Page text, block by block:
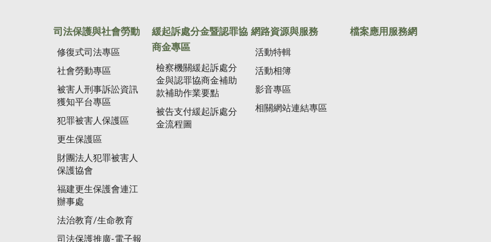
司法保護與社會勞動
修復式司法專區
社會勞動專區
被害人刑事訴訟資訊
獲知平台專區
犯罪被害人保護區
更生保護區
財團法人犯罪被害人
保護協會
福建更生保護會連江
辦事處
法治教育/生命教育
司法保護推廣-電子報
緩起訴處分金暨認罪協
商金專區
檢察機關緩起訴處分
金與認罪協商金補助
款補助作業要點
被告支付緩起訴處分
金流程圖
網路資源與服務
活動特輯
活動相簿
影音專區
相關網站連結專區
檔案應用服務網